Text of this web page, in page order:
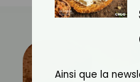
Ainsi que la